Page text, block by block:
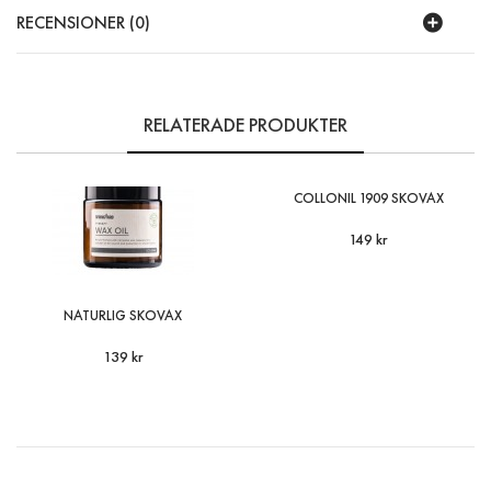
RECENSIONER (0)
RELATERADE PRODUKTER
NATURLIG SKOVAX
139 kr
COLLONIL 1909 SKOVAX
149 kr